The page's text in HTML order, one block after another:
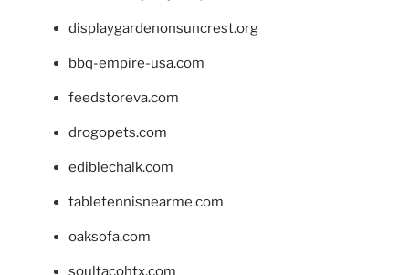
displaygardenonsuncrest.org
bbq-empire-usa.com
feedstoreva.com
drogopets.com
ediblechalk.com
tabletennisnearme.com
oaksofa.com
soultacohtx.com